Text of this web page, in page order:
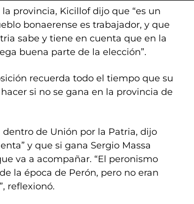
provincia, Kicillof dijo que “es un
bonaerense es trabajador, y que
sabe y tiene en cuenta que en la
buena parte de la elección”.
recuerda todo el tiempo que su
si no se gana en la provincia de
dentro de Unión por la Patria, dijo
y que si gana Sergio Massa
va a acompañar. “El peronismo
la época de Perón, pero no eran
reflexionó.